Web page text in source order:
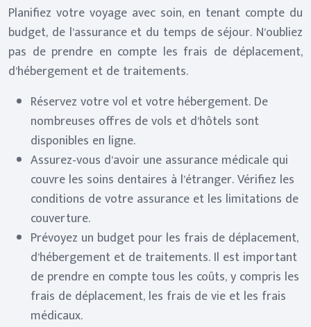
Planifiez votre voyage avec soin, en tenant compte du
budget, de l’assurance et du temps de séjour. N’oubliez
pas de prendre en compte les frais de déplacement,
d’hébergement et de traitements.
Réservez votre vol et votre hébergement. De
nombreuses offres de vols et d’hôtels sont
disponibles en ligne.
Assurez-vous d’avoir une assurance médicale qui
couvre les soins dentaires à l’étranger. Vérifiez les
conditions de votre assurance et les limitations de
couverture.
Prévoyez un budget pour les frais de déplacement,
d’hébergement et de traitements. Il est important
de prendre en compte tous les coûts, y compris les
frais de déplacement, les frais de vie et les frais
médicaux.